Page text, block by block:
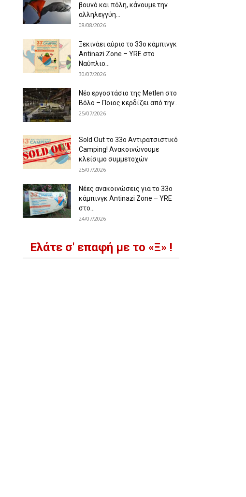
βουνό και πόλη, κάνουμε την
αλληλεγγύη...
08/08/2026
Ξεκινάει αύριο το 33ο κάμπινγκ
Antinazi Zone – YRE στο
Ναύπλιο...
30/07/2026
Νέο εργοστάσιο της Metlen στο
Βόλο – Ποιος κερδίζει από την...
25/07/2026
Sold Out το 33ο Αντιρατσιστικό
Camping! Ανακοινώνουμε
κλείσιμο συμμετοχών
25/07/2026
Νέες ανακοινώσεις για το 33ο
κάμπινγκ Antinazi Zone – YRE
στο...
24/07/2026
Ελάτε σ' επαφή με το «Ξ» !